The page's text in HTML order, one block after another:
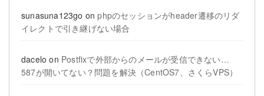
sunasuna123go onphpのセッションがheader遷移のリダ
イレクトで引き継げない場合
dacelo on Postfixで外部からのメールが受信できない…
587が開いてない？問題を解決（CentOS7、さくらVPS）